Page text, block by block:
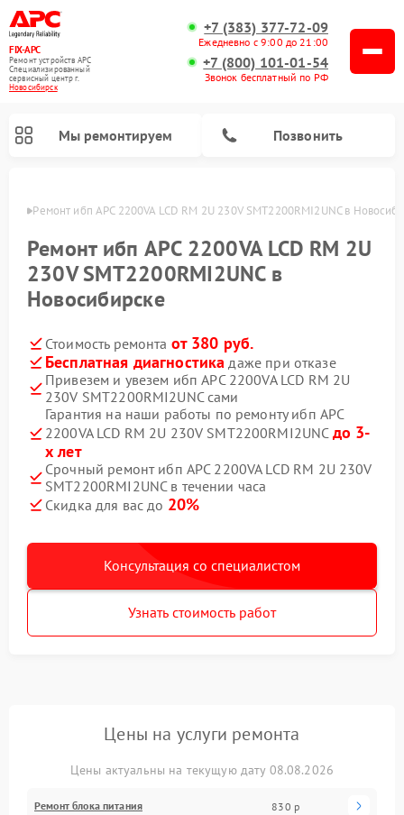
FIX-APC
Ремонт устройств APC
Специализированный
cервисный центр г.
Новосибирск
+7 (383) 377-72-09
Ежедневно с 9:00 до 21:00
+7 (800) 101-01-54
Звонок бесплатный по РФ
Мы ремонтируем Позвонить
Ремонт ибп APC 2200VA LCD RM 2U 230V SMT2200RMI2UNC в
Ремонт ибп APC 2200VA LCD RM 2U
230V SMT2200RMI2UNC в
Новосибирске
Стоимость ремонта от 380 руб.
Бесплатная диагностика даже при отказе
Привезем и увезем ибп APC 2200VA LCD RM 2U
230V SMT2200RMI2UNC сами
Гарантия на наши работы по ремонту ибп APC
2200VA LCD RM 2U 230V SMT2200RMI2UNC до 3-
х лет
Срочный ремонт ибп APC 2200VA LCD RM 2U 230V
SMT2200RMI2UNC в течении часа
Скидка для вас до 20%
Консультация со специалистом
Узнать стоимость работ
Цены на услуги ремонта
Цены актуальны на текущую дату 08.08.2026
Ремонт блока питания 830 р